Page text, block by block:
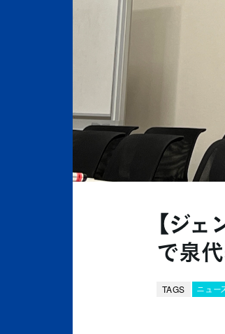
【ジ
で泉
TAGS ニュー